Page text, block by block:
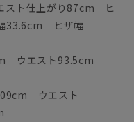
スト仕上がり87cm ヒ
33.6cm ヒザ幅
ウエスト93.5cm
ウエスト